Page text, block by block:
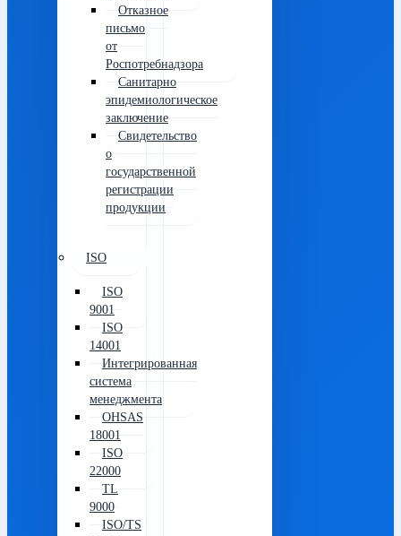
Отказное
письмо
от
Роспотребнадзора
Санитарно
эпидемиологическое
заключение
Свидетельство
о
государственной
регистрации
продукции
ISO
ISO
9001
ISO
14001
Интегрированная
система
менеджмента
OHSAS
18001
ISO
22000
TL
9000
ISO/TS